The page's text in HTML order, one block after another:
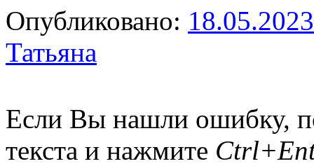
Опубликовано: 18.05.2023
Татьяна
Если Вы нашли ошибку,
текста и нажмите